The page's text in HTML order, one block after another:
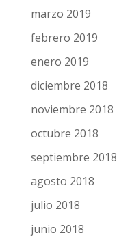
marzo 2019
febrero 2019
enero 2019
diciembre 2018
noviembre 2018
octubre 2018
septiembre 2018
agosto 2018
julio 2018
junio 2018